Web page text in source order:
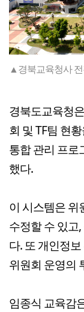
▲경북교육청사
경북도교육청
회 및 TF팀 현
통합 관리 프로
했다.
이 시스템은 위
수정할 수 있고
다. 또 개인정
위원회 운영의
임종식 교육감